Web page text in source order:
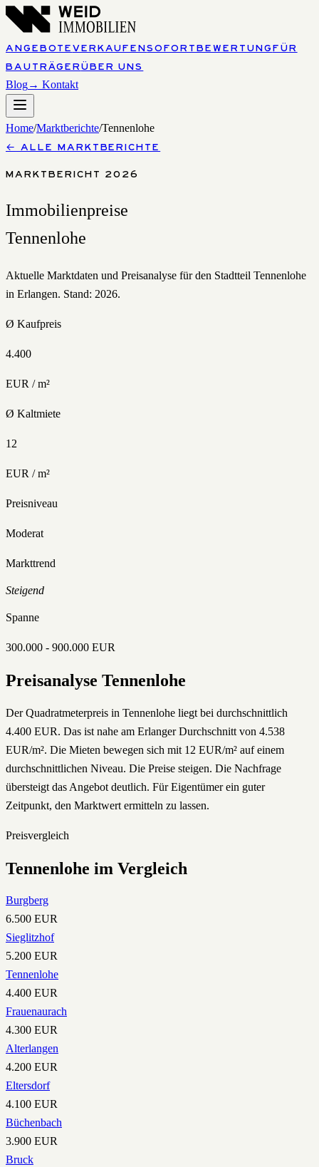
ANGEBOTE VERKAUFENSOFORTBEWERTUNG FÜR
BAUTRÄGER ÜBER UNS
Blog→ Kontakt
Home/Marktberichte/Tennenlohe
← ALLE MARKTBERICHTE
MARKTBERICHT 2026
Immobilienpreise
Tennenlohe
Aktuelle Marktdaten und Preisanalyse für den Stadtteil Tennenlohe
in Erlangen. Stand: 2026.
Ø Kaufpreis
4.400
EUR / m²
Ø Kaltmiete
12
EUR / m²
Preisniveau
Moderat
Markttrend
Steigend
Spanne
300.000 - 900.000 EUR
Preisanalyse Tennenlohe
Der Quadratmeterpreis in Tennenlohe liegt bei durchschnittlich
4.400 EUR. Das ist nahe am Erlanger Durchschnitt von 4.538
EUR/m². Die Mieten bewegen sich mit 12 EUR/m² auf einem
durchschnittlichen Niveau. Die Preise steigen. Die Nachfrage
übersteigt das Angebot deutlich. Für Eigentümer ein guter
Zeitpunkt, den Marktwert ermitteln zu lassen.
Preisvergleich
Tennenlohe im Vergleich
Burgberg
6.500 EUR
Sieglitzhof
5.200 EUR
Tennenlohe
4.400 EUR
Frauenaurach
4.300 EUR
Alterlangen
4.200 EUR
Eltersdorf
4.100 EUR
Büchenbach
3.900 EUR
Bruck